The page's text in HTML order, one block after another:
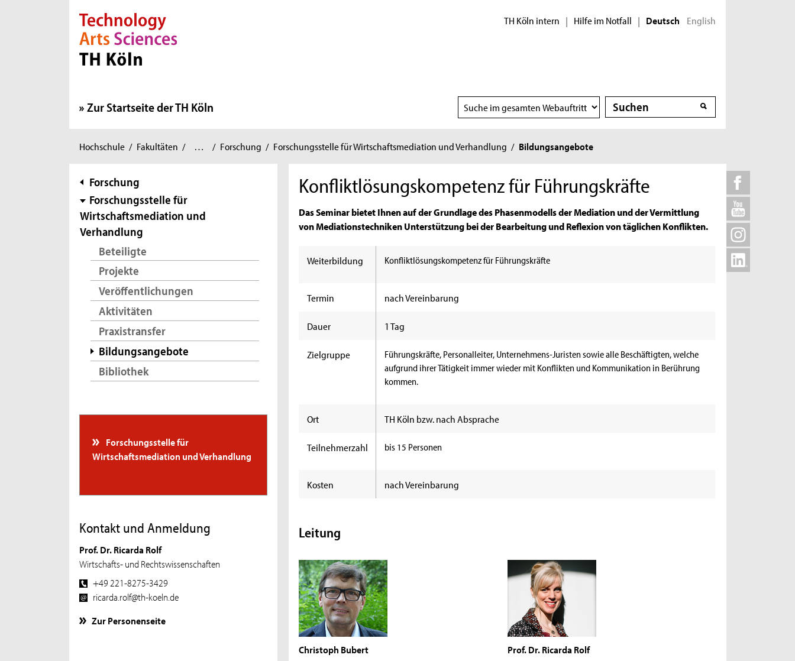
Direkt zur Hauptnavigation
Direkt zur Subnavigation
Direkt zum Inhalt
Direkt zum Fußbereich TH Köln intern | Hilfe im Notfall | Deutsch English
Zur Startseite der TH Köln
Suchbereich
wählen
Suche
Suche
Sie
hier:
Hochschule / Fakultäten / … /
Wirtschafts-
Schmalenbach
Wirtschaftswissenschaften
Forschung / Forschungsstelle für Wirtschaftsmediation und Verhandlung / Bildungsangebote
Subnavigation
Forschung
Forschungsstelle für
Wirtschaftsmediation und
Verhandlung
Beteiligte
Projekte
Veröffentlichungen
Aktivitäten
Praxistransfer
Bildungsangebote
Bibliothek
Forschungsstelle für
Wirtschaftsmediation und Verhandlung
Kontakt und Anmeldung
Prof. Dr. Ricarda Rolf
Wirtschafts- und Rechtswissenschaften
+49 221-8275-3429
ricarda.rolf@th-koeln.de
Zur Personenseite
Konfliktlösungskompetenz für Führungskräfte
Das Seminar bietet Ihnen auf der Grundlage des Phasenmodells der Mediation und der Vermittlung
von Mediationstechniken Unterstützung bei der Bearbeitung und Reflexion von täglichen Konflikten.
Weiterbildung Konfliktlösungskompetenz für Führungskräfte
Termin nach Vereinbarung
Dauer 1 Tag
Zielgruppe
Führungskräfte, Personalleiter, Unternehmens-Juristen sowie alle Beschäftigten, welche
aufgrund ihrer Tätigkeit immer wieder mit Konflikten und Kommunikation in Berührung
kommen.
Ort TH Köln bzw. nach Absprache
Teilnehmerzahl bis 15 Personen
Kosten nach Vereinbarung
Leitung
Christoph Bubert
Prof. Dr. Ricarda Rolf